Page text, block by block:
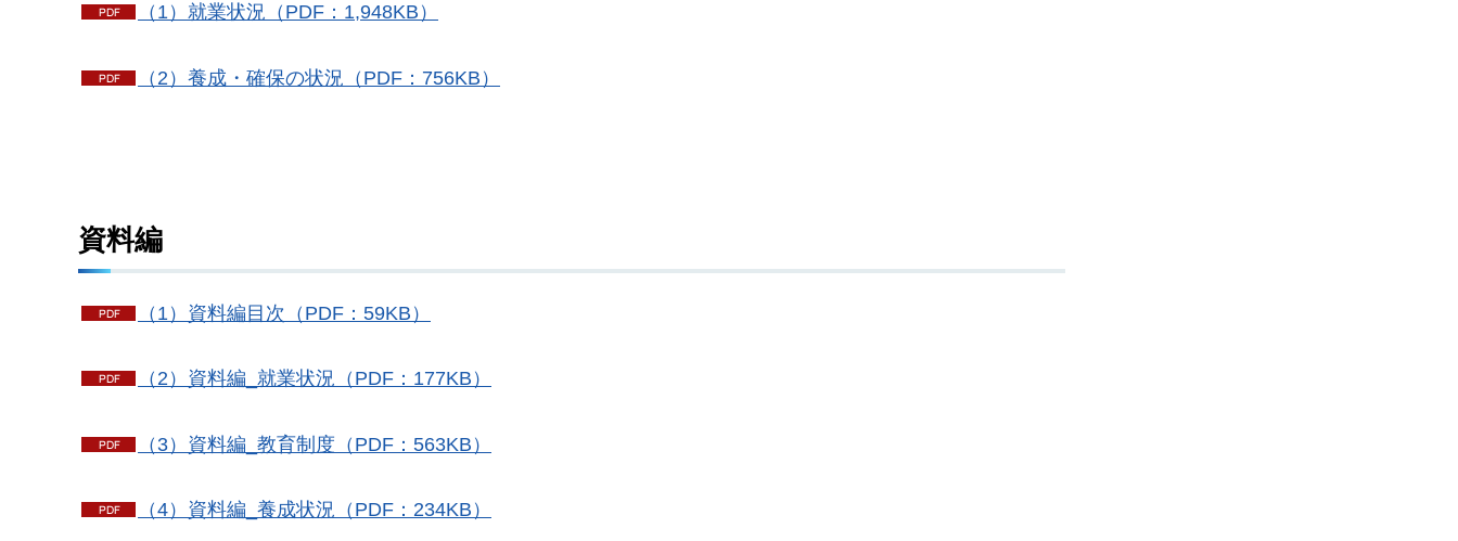
（1）就業状況（PDF：1,948KB）
（2）養成・確保の状況（PDF：756KB）
資料編
（1）資料編目次（PDF：59KB）
（2）資料編_就業状況（PDF：177KB）
（3）資料編_教育制度（PDF：563KB）
（4）資料編_養成状況（PDF：234KB）